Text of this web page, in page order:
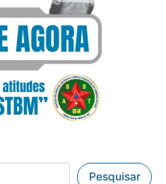
Pesquisar